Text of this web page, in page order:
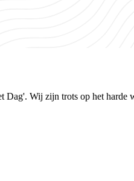
Wij zijn trots op het harde